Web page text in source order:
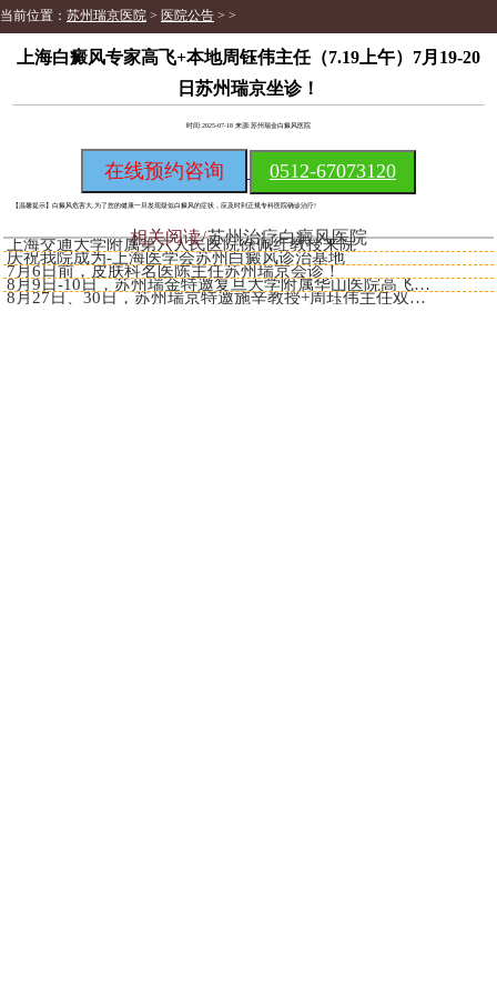
当前位置： 苏州瑞京医院 > 医院公告 > >
上海白癜风专家高飞+本地周钰伟主任（7.19上午）7月19-20
日苏州瑞京坐诊！
时间:2025-07-18 来源:苏州瑞金白癜风医院
在线预约咨询 0512-67073120
【温馨提示】白癜风危害大,为了您的健康一旦发现疑似白癜风的症状，应及时到正规专科医院确诊治疗!
相关阅读 苏州治疗白癜风医院
上海交通大学附属第六人民医院徐佩红教授来院
庆祝我院成为-上海医学会苏州白癜风诊治基地
7月6日前，皮肤科名医陈主任苏州瑞京会诊！
​​8月9日-10日，苏州瑞金特邀复旦大学附属华山医院高飞主任
​​8月27日、30日，苏州瑞京特邀施辛教授+周珏伟主任双专家诊